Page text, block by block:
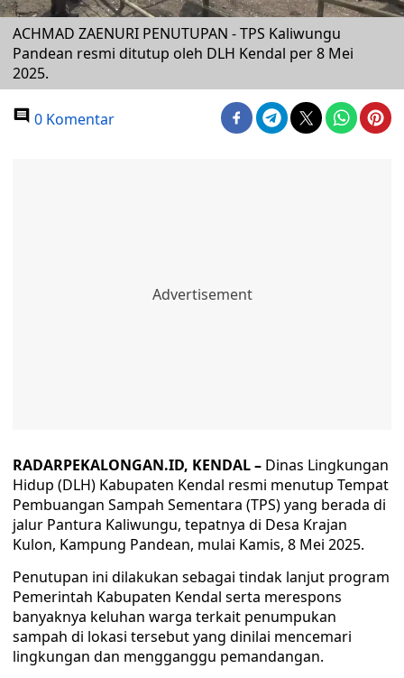
ACHMAD ZAENURI PENUTUPAN - TPS Kaliwungu
Pandean resmi ditutup oleh DLH Kendal per 8 Mei
2025.
0 Komentar
RADARPEKALONGAN.ID, KENDAL – Dinas Lingkungan
Hidup (DLH) Kabupaten Kendal resmi menutup Tempat
Pembuangan Sampah Sementara (TPS) yang berada di
jalur Pantura Kaliwungu, tepatnya di Desa Krajan
Kulon, Kampung Pandean, mulai Kamis, 8 Mei 2025.
Penutupan ini dilakukan sebagai tindak lanjut program
Pemerintah Kabupaten Kendal serta merespons
banyaknya keluhan warga terkait penumpukan
sampah di lokasi tersebut yang dinilai mencemari
lingkungan dan mengganggu pemandangan.